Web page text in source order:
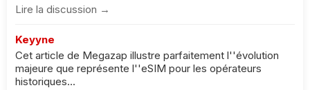
Lire la discussion →
Keyyne
Cet article de Megazap illustre parfaitement l''évolution
majeure que représente l''eSIM pour les opérateurs
historiques...